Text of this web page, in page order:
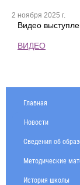
2 ноября 2025 г.
Видео
ВИДЕО
Главная
Новости
Сведения об
Методические
История школы